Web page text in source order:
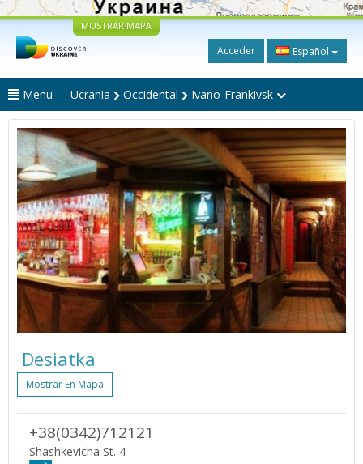
MOSTRAR MAPA
Acceder Español
Menu Ucrania Occidental Ivano-Frankivsk
Desiatka
Mostrar En Mapa
+38(0342)712121
Shashkevicha St. 4